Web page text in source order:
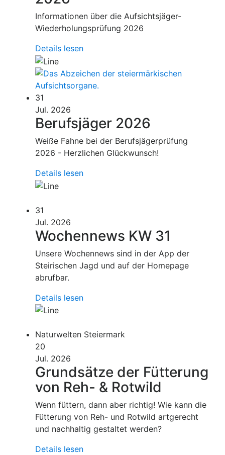
Informationen über die Aufsichtsjäger-
Wiederholungsprüfung 2026
Details lesen
31
Jul. 2026
Berufsjäger 2026
Weiße Fahne bei der Berufsjägerprüfung
2026 - Herzlichen Glückwunsch!
Details lesen
31
Jul. 2026
Wochennews KW 31
Unsere Wochennews sind in der App der
Steirischen Jagd und auf der Homepage
abrufbar.
Details lesen
Naturwelten Steiermark
20
Jul. 2026
Grundsätze der Fütterung
von Reh- & Rotwild
Wenn füttern, dann aber richtig! Wie kann die
Fütterung von Reh- und Rotwild artgerecht
und nachhaltig gestaltet werden?
Details lesen